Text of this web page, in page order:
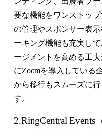
要な機能をワンストッ
の管理やスポンサー表
ーキング機能も充実し
ージメントを高める工
にZoomを導入している
から移行もスムーズに
す。
2.RingCentral Events